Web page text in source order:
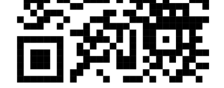
CƯ M’TA CHỦ ĐỘNG PHÒNG, CHỐNG NGẬP ÚNG, BẢO VỆ
CÔNG TRÌNH THỦY LỢI TRONG MÙA MƯA BÃO
ĐẢNG ỦY XÃ CƯ M’TA TỔ CHỨC HỘI NGHỊ BAN CHẤP HÀNH
LẦN THỨ SÁU (MỞ RỘNG)
(07/07/2026)